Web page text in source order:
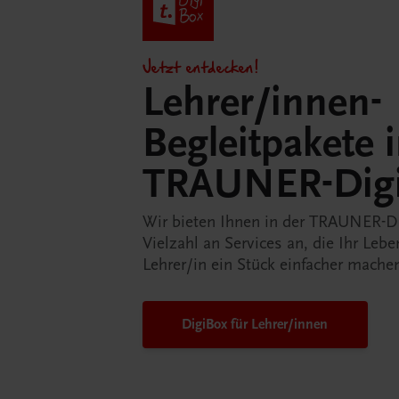
Jetzt entdecken!
Lehrer/innen-
Begleitpakete
TRAUNER-
Wir bieten Ihnen in der TRAUNER-
Vielzahl an Services an, die Ihr
Lehrer/in ein Stück einfacher
DigiBox für Lehrer/innen